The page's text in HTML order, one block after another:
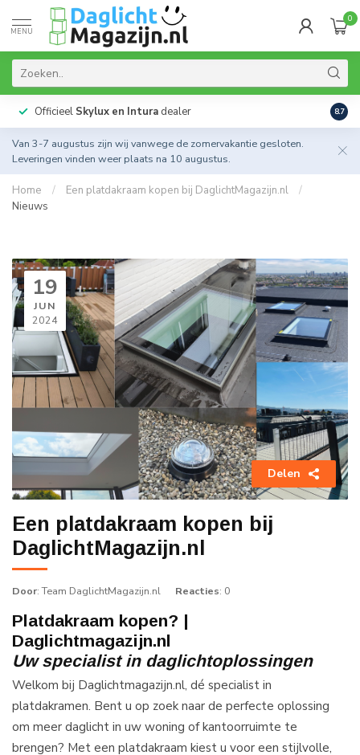
MENU
0
Officieel Skylux en Intura dealer 8.7
Van 3-7 augustus zijn wij vanwege de zomervakantie gesloten.
Leveringen vinden weer plaats na 10 augustus.
Home / Een platdakraam kopen bij DaglichtMagazijn.nl
/
Nieuws
19
JUN
2024
Delen
Een platdakraam kopen bij
DaglichtMagazijn.nl
Door: Team DaglichtMagazijn.nl Reacties: 0
Platdakraam kopen? |
Daglichtmagazijn.nl
Uw specialist in daglichtoplossingen
Welkom bij Daglichtmagazijn.nl, dé specialist in
platdakramen. Bent u op zoek naar de perfecte oplossing
om meer daglicht in uw woning of kantoorruimte te
brengen? Met een platdakraam kiest u voor een stijlvolle,